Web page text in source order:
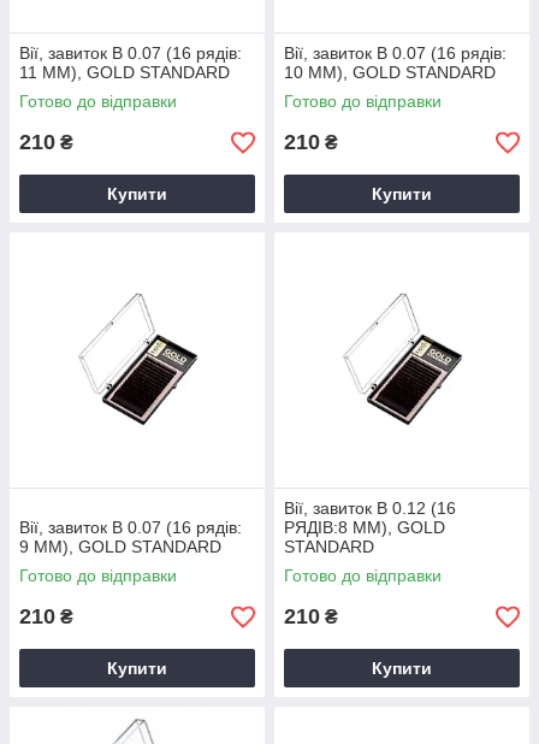
Вії, завиток B 0.07 (16 рядів:
11 ММ), GOLD STANDARD
Готово до відправки
210 ₴
Купити
Вії, завиток B 0.07 (16 рядів:
10 ММ), GOLD STANDARD
Готово до відправки
210 ₴
Купити
Вії, завиток B 0.07 (16 рядів:
9 ММ), GOLD STANDARD
Готово до відправки
210 ₴
Купити
Вії, завиток B 0.12 (16
РЯДІВ:8 ММ), GOLD
STANDARD
Готово до відправки
210 ₴
Купити